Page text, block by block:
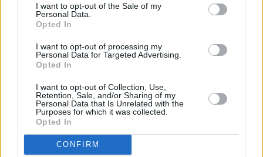
cualquier momento entrando de nuevo en este sitio web o
visitando nuestra política de privacidad.
I want to opt-out of the Sale of my
Personal Data.
Opted In
I want to opt-out of processing my
Personal Data for Targeted Advertising.
Opted In
I want to opt-out of Collection, Use,
Retention, Sale, and/or Sharing of my
Personal Data that Is Unrelated with the
Purposes for which it was collected.
Opted In
CONFIRM